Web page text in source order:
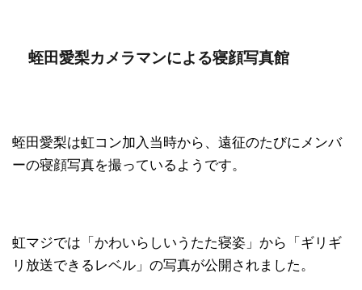
蛭田愛梨カメラマンによる寝顔写真館
蛭田愛梨は虹コン加入当時から、遠征のたびにメンバ
ーの寝顔写真を撮っているようです。
虹マジでは「かわいらしいうたた寝姿」から「ギリギ
リ放送できるレベル」の写真が公開されました。